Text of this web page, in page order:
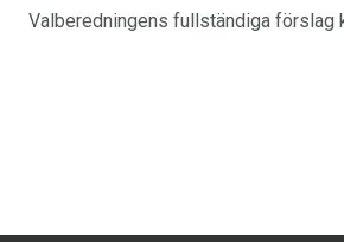
Valberedningens fullständiga förslag